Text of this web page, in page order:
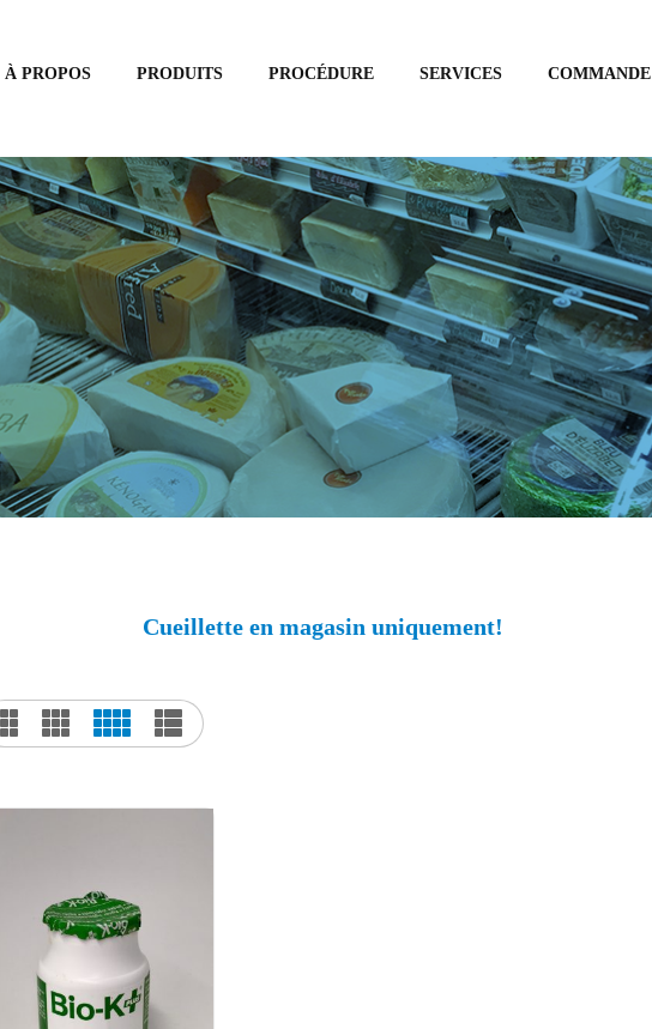
À PROPOS PRODUITS PROCÉDURE SERVICES
COMMANDE
Cueillette en magasin uniquement!